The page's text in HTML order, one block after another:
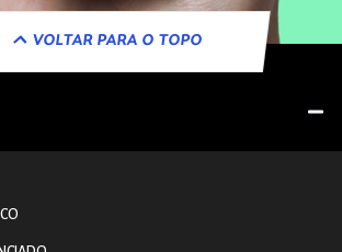
VOLTAR PARA O TOPO